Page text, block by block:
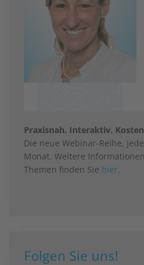
Praxisnah. Interaktiv.
Die neue Webinar-Reihe,
Monat. Weitere
Themen finden Sie hier.
Folgen Sie uns!